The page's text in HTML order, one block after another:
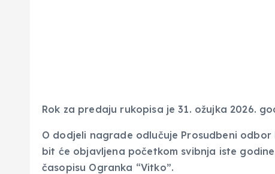
Rok za predaju rukopisa je 31. ožujka 2026.
O dodjeli nagrade odlučuje Prosudbeni
bit će objavljena početkom svibnja iste
časopisu Ogranka “Vitko”.